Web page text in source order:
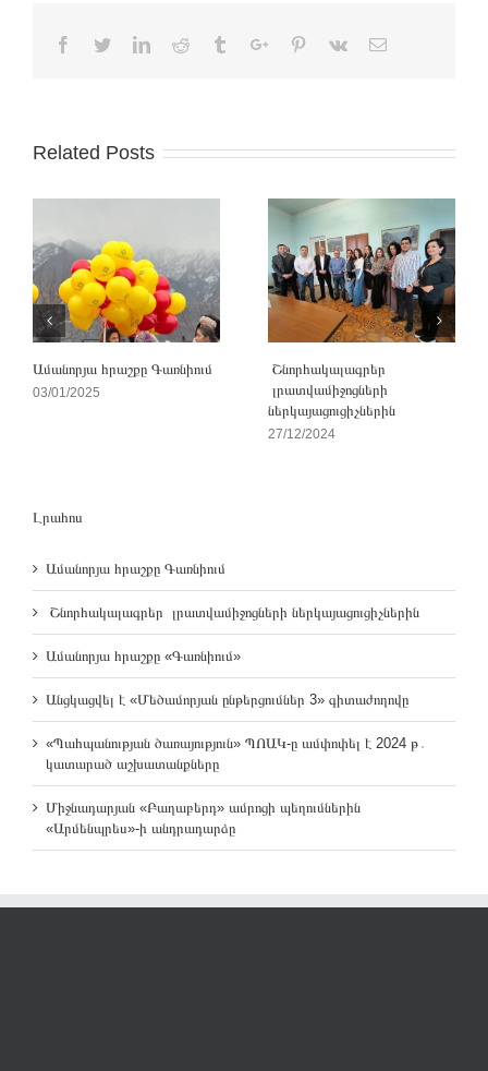
Facebook
TwitterLinkedinReddit TumblrGoogle+Pinterest
Vk Email
Related Posts
Ամանորյա հրաշքը Գառնիում
03/01/2025
Շնորհակալագրեր
լրատվամիջոցների
ներկայացուցիչներին
27/12/2024
Լրահոս
Ամանորյա հրաշքը Գառնիում
Շնորհակալագրեր լրատվամիջոցների ներկայացուցիչներին
Ամանորյա հրաշքը «Գառնիում»
Անցկացվել է «Մեծամորյան ընթերցումներ 3» գիտաժողովը
«Պահպանության ծառայություն» ՊՈԱԿ-ը ամփոփել է 2024 թ․
կատարած աշխատանքները
Միջնադարյան «Բաղաբերդ» ամրոցի պեղումներին
«Արմենպրես»-ի անդրադարձը